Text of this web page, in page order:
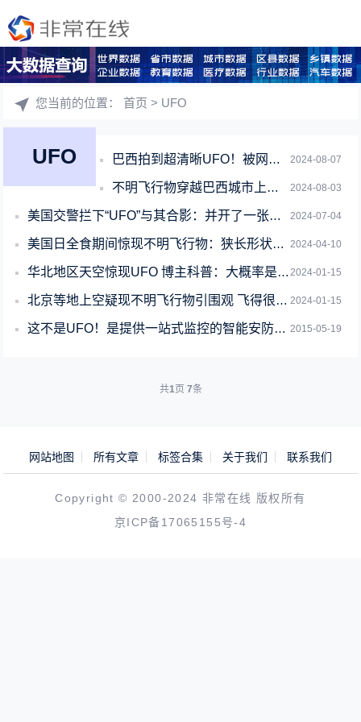
您当前的位置：首页 > UFO
UFO 2024-08-07
巴西拍到超清晰UFO！被网友的吐槽笑喷了
2024-08-03
不明飞行物穿越巴西城市上空：三角形、疑长着腿
2024-07-04
美国交警拦下“UFO”与其合影：并开了一张罚单
2024-04-10
美国日全食期间惊现不明飞行物：狭长形状、一闪而过
2024-01-15
华北地区天空惊现UFO 博主科普：大概率是美国猎鹰9号火箭
2024-01-15
北京等地上空疑现不明飞行物引围观 飞得很快有三个光源：专家释疑
2015-05-19
这不是UFO！是提供一站式监控的智能安防系统Flare
共1页 7条
网站地图 所有文章 标签合集 关于我们 联系我们
Copyright © 2000-2024 非常在线 版权所有
京ICP备17065155号-4